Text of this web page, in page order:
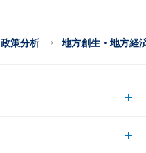
政策分析 地方創生・地方経